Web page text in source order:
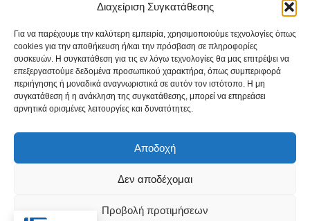
Διαχείριση Συγκατάθεσης
Για να παρέχουμε την καλύτερη εμπειρία, χρησιμοποιούμε τεχνολογίες όπως
cookies για την αποθήκευση ή/και την πρόσβαση σε πληροφορίες
συσκευών. Η συγκατάθεση για τις εν λόγω τεχνολογίες θα μας επιτρέψει να
επεξεργαστούμε δεδομένα προσωπικού χαρακτήρα, όπως συμπεριφορά
περιήγησης ή μοναδικά αναγνωριστικά σε αυτόν τον ιστότοπο. Η μη
συγκατάθεση ή η ανάκληση της συγκατάθεσης, μπορεί να επηρεάσει
αρνητικά ορισμένες λειτουργίες και δυνατότητες.
Αποδοχή
Δεν αποδέχομαι
Προβολή προτιμήσεων
Όροι Χρήσης
Πολιτική απορρήτου & Cookies